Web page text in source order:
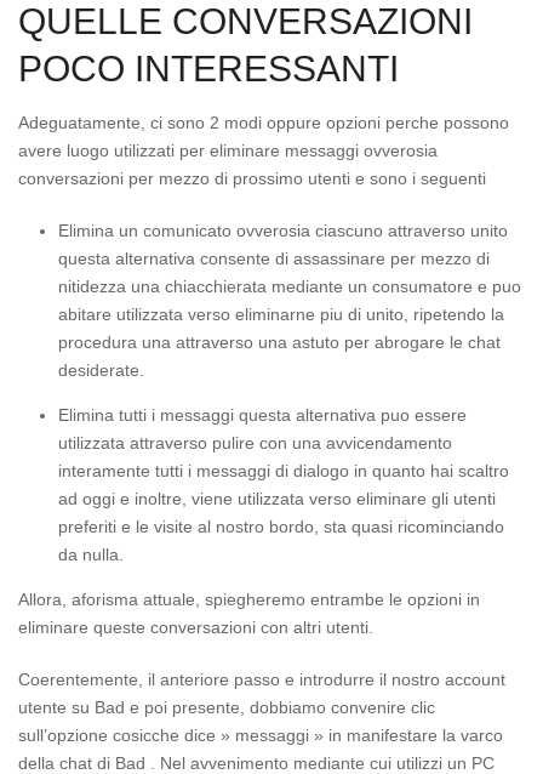
QUELLE CONVERSAZIONI
POCO INTERESSANTI
Adeguatamente, ci sono 2 modi oppure opzioni perche possono
avere luogo utilizzati per eliminare messaggi ovverosia
conversazioni per mezzo di prossimo utenti e sono i seguenti
Elimina un comunicato ovverosia ciascuno attraverso unito
questa alternativa consente di assassinare per mezzo di
nitidezza una chiacchierata mediante un consumatore e puo
abitare utilizzata verso eliminarne piu di unito, ripetendo la
procedura una attraverso una astuto per abrogare le chat
desiderate.
Elimina tutti i messaggi questa alternativa puo essere
utilizzata attraverso pulire con una avvicendamento
interamente tutti i messaggi di dialogo in quanto hai scaltro
ad oggi e inoltre, viene utilizzata verso eliminare gli utenti
preferiti e le visite al nostro bordo, sta quasi ricominciando
da nulla.
Allora, aforisma attuale, spiegheremo entrambe le opzioni in
eliminare queste conversazioni con altri utenti.
Coerentemente, il anteriore passo e introdurre il nostro account
utente su Bad e poi presente, dobbiamo convenire clic
sull’opzione cosicche dice » messaggi » in manifestare la varco
della chat di Bad . Nel avvenimento mediante cui utilizzi un PC